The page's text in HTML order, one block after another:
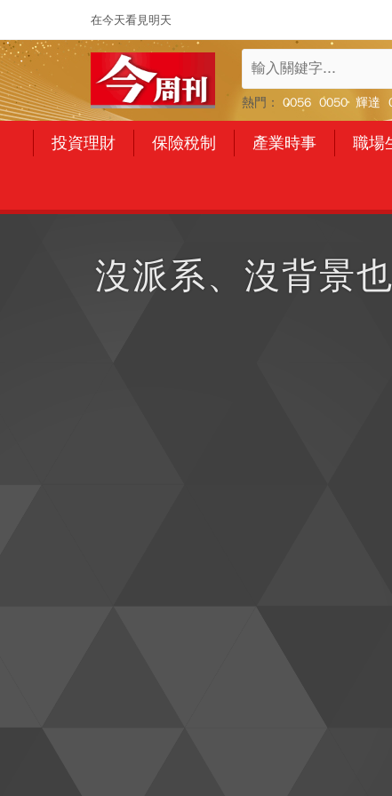
在今天看見明天
熱門： 0056 0050 輝達
投資理財 保險稅制 產業時事 職場
沒派系、沒背景